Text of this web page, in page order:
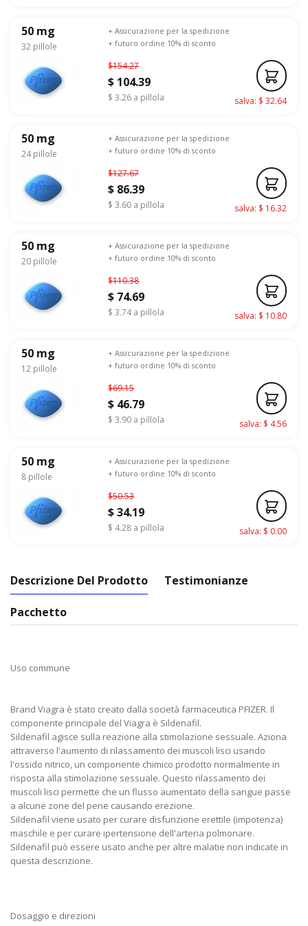
50 mg
32 pillole
$154.27
$ 104.39
$ 3.26 a pillola
+ Assicurazione per la spedizione
+ futuro ordine 10% di sconto
salva: $ 32.64
50 mg
24 pillole
$127.67
$ 86.39
$ 3.60 a pillola
+ Assicurazione per la spedizione
+ futuro ordine 10% di sconto
salva: $ 16.32
50 mg
20 pillole
$110.38
$ 74.69
$ 3.74 a pillola
+ Assicurazione per la spedizione
+ futuro ordine 10% di sconto
salva: $ 10.80
50 mg
12 pillole
$69.15
$ 46.79
$ 3.90 a pillola
+ Assicurazione per la spedizione
+ futuro ordine 10% di sconto
salva: $ 4.56
50 mg
8 pillole
$50.53
$ 34.19
$ 4.28 a pillola
+ Assicurazione per la spedizione
+ futuro ordine 10% di sconto
salva: $ 0.00
Descrizione Del Prodotto Testimonianze
Pacchetto
Uso commune
Brand Viagra è stato creato dalla società farmaceutica PFIZER. Il
componente principale del Viagra è Sildenafil.
Sildenafil agisce sulla reazione alla stimolazione sessuale. Aziona
attraverso l'aumento di rilassamento dei muscoli lisci usando
l'ossido nitrico, un componente chimico prodotto normalmente in
risposta alla stimolazione sessuale. Questo rilassamento dei
muscoli lisci permette che un flusso aumentato della sangue passe
a alcune zone del pene causando erezione.
Sildenafil viene usato per curare disfunzione erettile (impotenza)
maschile e per curare ipertensione dell'arteria polmonare.
Sildenafil può essere usato anche per altre malatie non indicate in
questa descrizione.
Dosaggio e direzioni